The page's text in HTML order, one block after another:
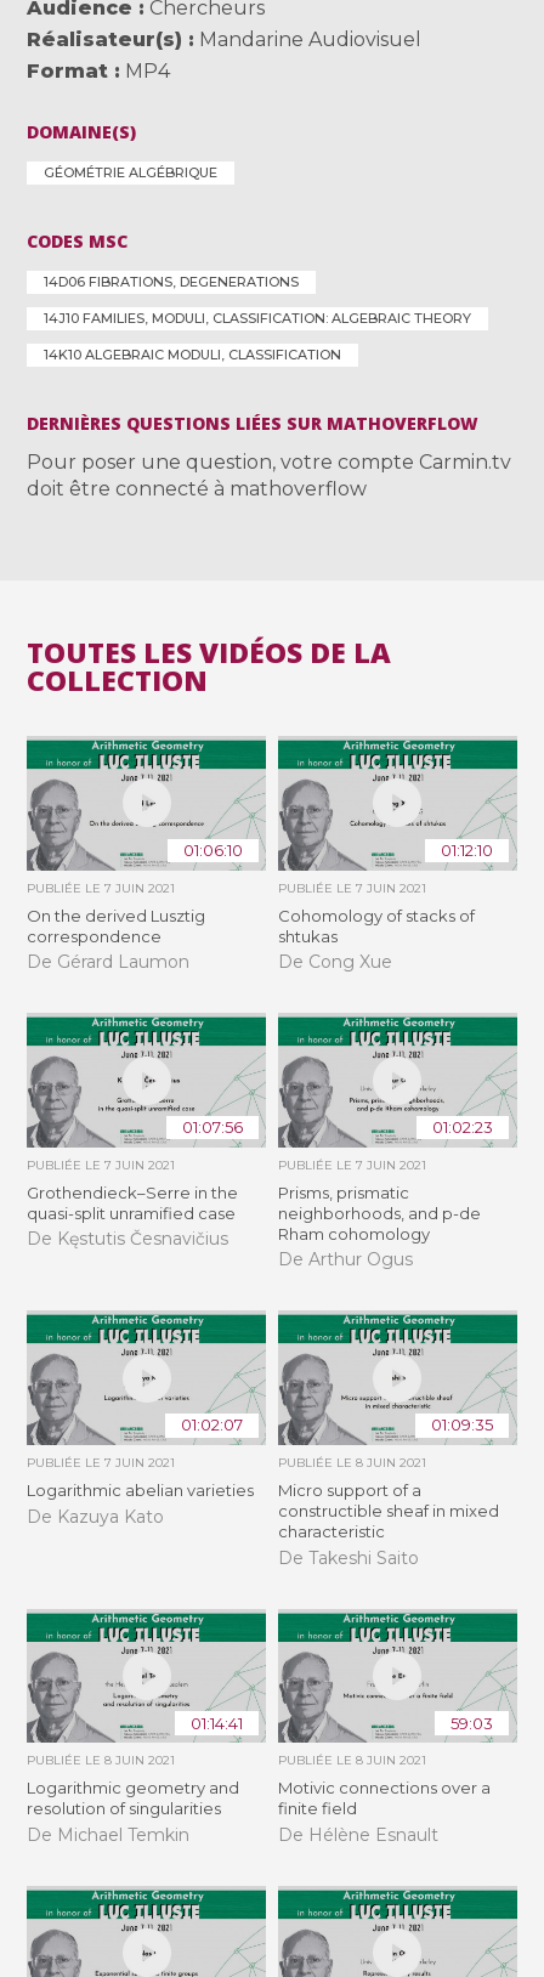
Audience
Chercheurs
Réalisateur(s)
Mandarine Audiovisuel
Format
MP4
DOMAINE(S)
GÉOMÉTRIE ALGÉBRIQUE
CODES MSC
14D06 FIBRATIONS, DEGENERATIONS
14J10 FAMILIES, MODULI, CLASSIFICATION: ALGEBRAIC THEORY
14K10 ALGEBRAIC MODULI, CLASSIFICATION
DERNIÈRES QUESTIONS LIÉES SUR MATHOVERFLOW
Pour poser une question, votre compte Carmin.tv
doit être connecté à mathoverflow
TOUTES LES VIDÉOS DE LA
COLLECTION
01:06:10
PUBLIÉE LE7 JUIN 2021
On the derived Lusztig
correspondence
De Gérard Laumon
01:12:10
PUBLIÉE LE 7 JUIN 2021
Cohomology of stacks of
shtukas
De Cong Xue
01:07:56
PUBLIÉE LE7 JUIN 2021
Grothendieck–Serre in the
quasi-split unramified case
De Kęstutis Česnavičius
01:02:23
PUBLIÉE LE 7 JUIN 2021
Prisms, prismatic
neighborhoods, and p-de
Rham cohomology
De Arthur Ogus
01:02:07
PUBLIÉE LE7 JUIN 2021
Logarithmic abelian varieties
De Kazuya Kato
01:09:35
PUBLIÉE LE 8 JUIN 2021
Micro support of a
constructible sheaf in mixed
characteristic
De Takeshi Saito
01:14:41
PUBLIÉE LE8 JUIN 2021
Logarithmic geometry and
resolution of singularities
De Michael Temkin
59:03
PUBLIÉE LE 8 JUIN 2021
Motivic connections over a
finite field
De Hélène Esnault